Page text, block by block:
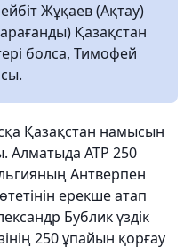
Жұқаев (Ақтау)
Қазақстан
болса, Тимофей
Қазақстан намысын
Алматыда АТР 250
Антверпен
ерекше атап
Бублик үздік
250 ұпайын қорғау